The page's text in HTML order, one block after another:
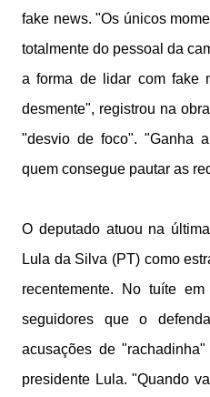
fake news. "Os únicos
totalmente do pessoal da
a forma de lidar com fake
desmente", registrou na
"desvio de foco". "Ganha
quem consegue pautar as
O deputado atuou na
Lula da Silva (PT) como
recentemente. No tuíte
seguidores que o
acusações de
presidente Lula. "Quando